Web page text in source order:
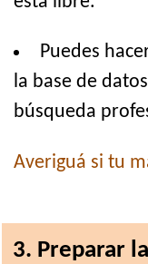
Puedes
la base de
búsqueda
Averiguá si tu
3. Preparar